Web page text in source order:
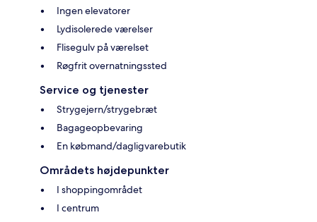
Ingen elevatorer
Lydisolerede værelser
Flisegulv på værelset
Røgfrit overnatningssted
Service og tjenester
Strygejern/strygebræt
Bagageopbevaring
En købmand/dagligvarebutik
Områdets højdepunkter
I shoppingområdet
I centrum